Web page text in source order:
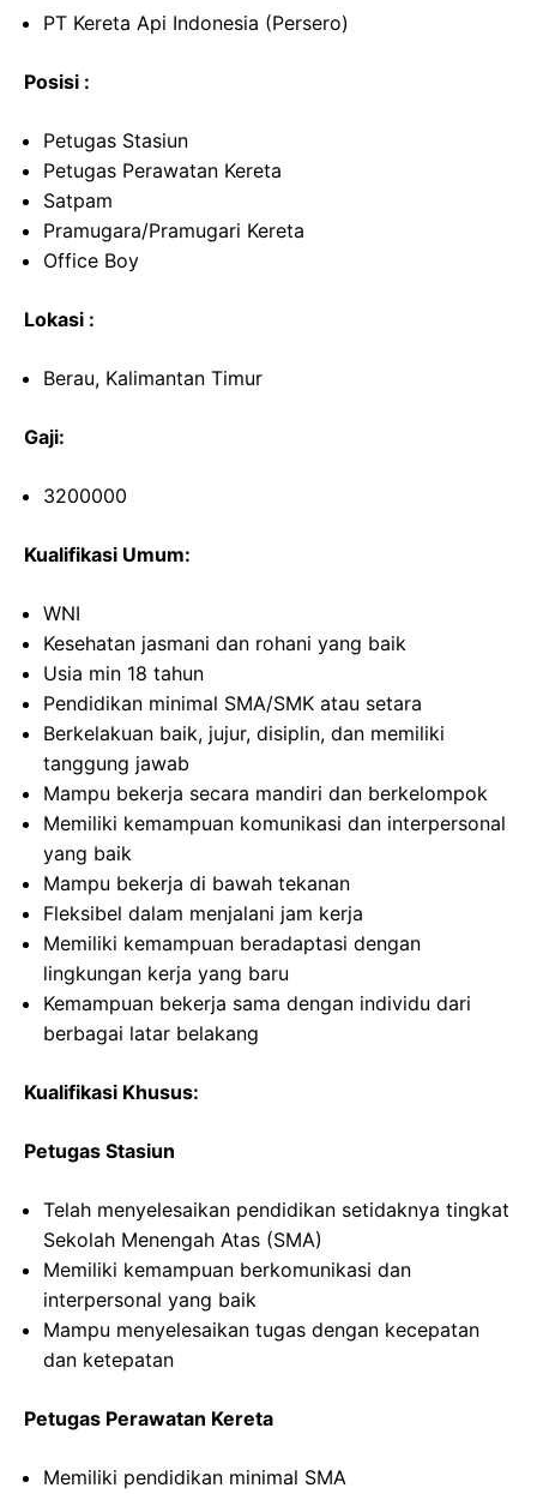
PT Kereta Api Indonesia (Persero)
Posisi :
Petugas Stasiun
Petugas Perawatan Kereta
Satpam
Pramugara/Pramugari Kereta
Office Boy
Lokasi :
Berau, Kalimantan Timur
Gaji:
3200000
Kualifikasi Umum:
WNI
Kesehatan jasmani dan rohani yang baik
Usia min 18 tahun
Pendidikan minimal SMA/SMK atau setara
Berkelakuan baik, jujur, disiplin, dan memiliki
tanggung jawab
Mampu bekerja secara mandiri dan berkelompok
Memiliki kemampuan komunikasi dan interpersonal
yang baik
Mampu bekerja di bawah tekanan
Fleksibel dalam menjalani jam kerja
Memiliki kemampuan beradaptasi dengan
lingkungan kerja yang baru
Kemampuan bekerja sama dengan individu dari
berbagai latar belakang
Kualifikasi Khusus:
Petugas Stasiun
Telah menyelesaikan pendidikan setidaknya tingkat
Sekolah Menengah Atas (SMA)
Memiliki kemampuan berkomunikasi dan
interpersonal yang baik
Mampu menyelesaikan tugas dengan kecepatan
dan ketepatan
Petugas Perawatan Kereta
Memiliki pendidikan minimal SMA